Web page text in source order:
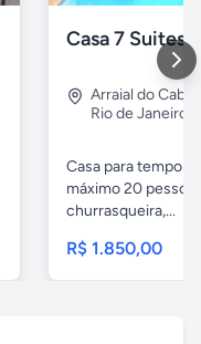
Arraial do Cabo
Rio de Janeiro
Casa para
máximo 20
churrasqueira,...
R$ 1.850,00